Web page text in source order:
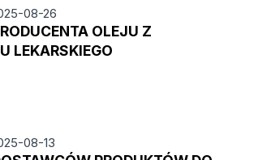
08-26
OLEJU Z
LEKARSKIEGO
08-13